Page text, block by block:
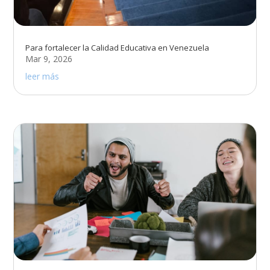
Para fortalecer la Calidad Educativa en Venezuela
Mar 9, 2026
leer más